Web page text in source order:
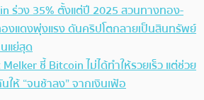
ร่วง 35% ตั้งแต่ปี 2025 สวนทางทอง-
งแดงพุ่งแรง ดันคริปโตกลายเป็นสินทรัพย์
แย่สุด
ชี้ Bitcoin ไม่ได้ทำให้รวยเร็ว แต่ช่วย
ให้ “จนช้าลง” จากเงินเฟ้อ